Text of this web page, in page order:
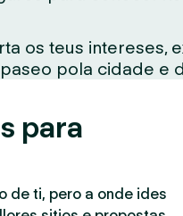
os teus intereses,
pola cidade
para
de ti, pero a onde ides